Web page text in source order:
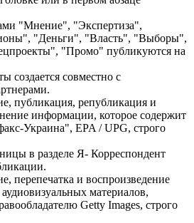
"Мнение", "Экспертиза",
"Деньги", "Власть", "Выборы",
"Промо" публикуются на
создается совместно с
публикация, републикация и
информации, которое содержит
Украина", EPA / UPG, строго
в разделе Я- Корреспондент
перепечатка и воспроизведение
материалов,
Getty Images, строго